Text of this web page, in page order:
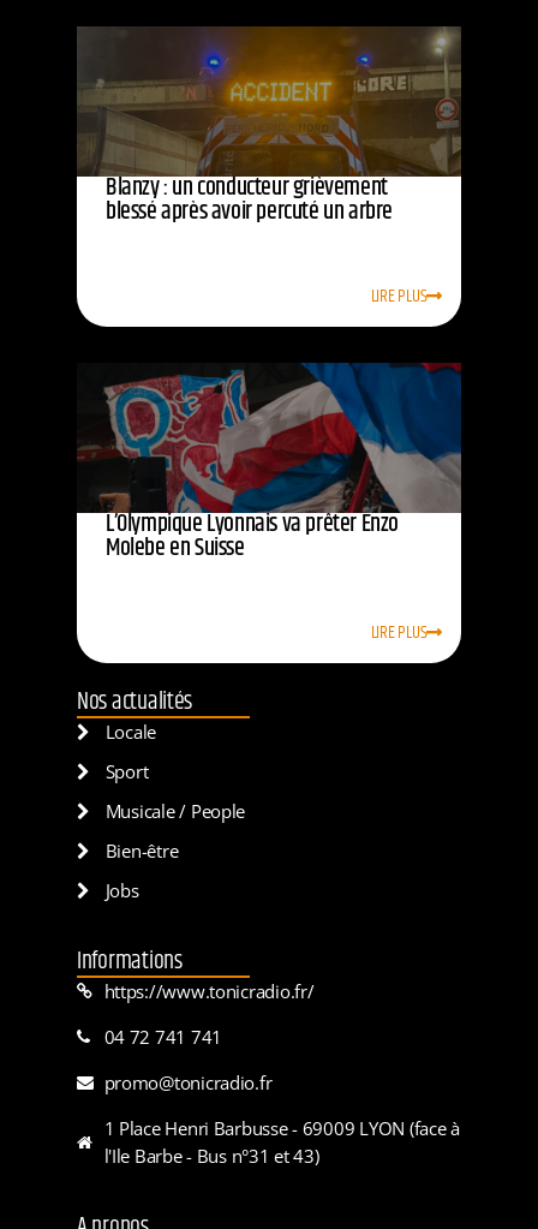
Blanzy : un conducteur grièvement
blessé après avoir percuté un arbre
LIRE PLUS
L’Olympique Lyonnais va prêter Enzo
Molebe en Suisse
LIRE PLUS
Nos actualités
Locale
Sport
Musicale / People
Bien-être
Jobs
Informations
https://www.tonicradio.fr/
04 72 741 741
promo@tonicradio.fr
1 Place Henri Barbusse - 69009 LYON (face à
l'Ile Barbe - Bus n°31 et 43)